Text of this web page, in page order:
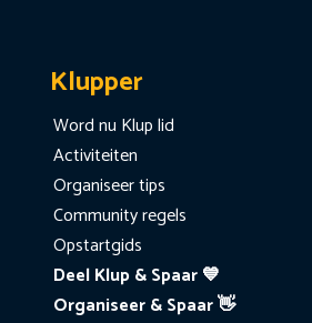
Klupper
Word nu Klup lid
Activiteiten
Organiseer tips
Community regels
Opstartgids
Deel Klup & Spaar 💙
Organiseer & Spaar 👋